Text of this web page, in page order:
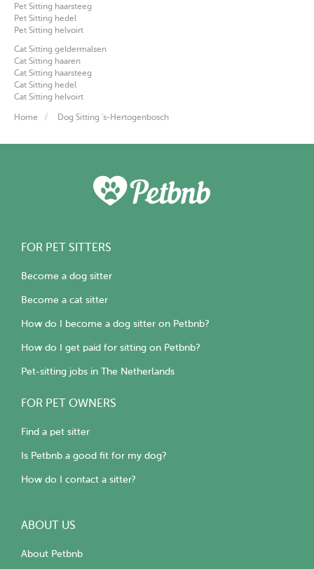
Pet Sitting haarsteeg
Pet Sitting hedel
Pet Sitting helvoirt
Cat Sitting geldermalsen
Cat Sitting haaren
Cat Sitting haarsteeg
Cat Sitting hedel
Cat Sitting helvoirt
Home Dog Sitting 's-Hertogenbosch
FOR PET SITTERS
Become a dog sitter
Become a cat sitter
How do I become a dog sitter on Petbnb?
How do I get paid for sitting on Petbnb?
Pet-sitting jobs in The Netherlands
FOR PET OWNERS
Find a pet sitter
Is Petbnb a good fit for my dog?
How do I contact a sitter?
ABOUT US
About Petbnb